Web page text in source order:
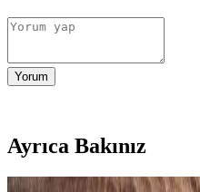
Yorum
Ayrıca Bakınız